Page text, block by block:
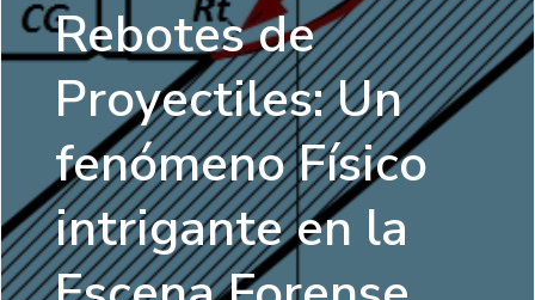
Rebotes de
Proyectiles: Un
fenómeno Físico
intrigante en la